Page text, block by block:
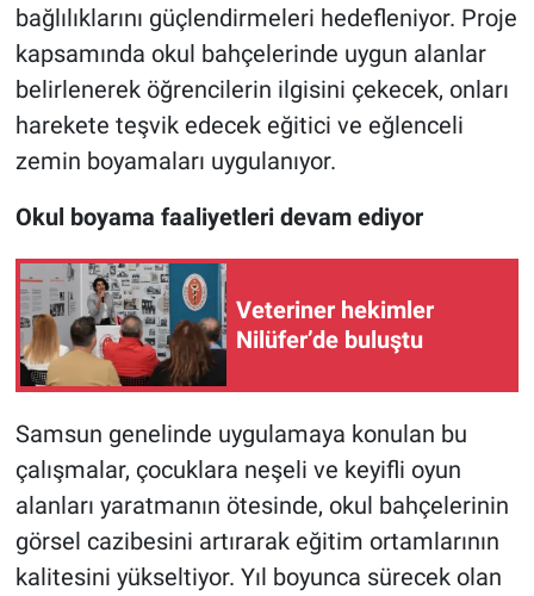
bağlılıklarını güçlendirmeleri hedefleniyor. Proje
kapsamında okul bahçelerinde uygun alanlar
belirlenerek öğrencilerin ilgisini çekecek, onları
harekete teşvik edecek eğitici ve eğlenceli
zemin boyamaları uygulanıyor.
Okul boyama faaliyetleri devam ediyor
Veteriner hekimler
Nilüfer’de buluştu
Samsun genelinde uygulamaya konulan bu
çalışmalar, çocuklara neşeli ve keyifli oyun
alanları yaratmanın ötesinde, okul bahçelerinin
görsel cazibesini artırarak eğitim ortamlarının
kalitesini yükseltiyor. Yıl boyunca sürecek olan